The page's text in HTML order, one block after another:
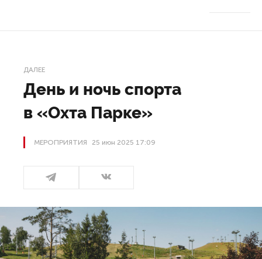
ДАЛЕЕ
День и ночь спорта
в «Охта Парке»
МЕРОПРИЯТИЯ 25 июн 2025 17:09